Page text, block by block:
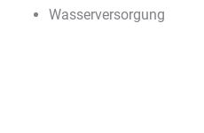
Wasserversorgung